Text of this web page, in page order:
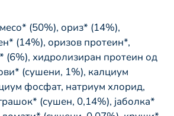
(50%), ориз* (14%),
(14%), оризов протеин*,
(6%), хидролизиран протеин од
(сушени, 1%), калциум
фосфат, натриум хлорид,
(сушен, 0,14%), јаболка*